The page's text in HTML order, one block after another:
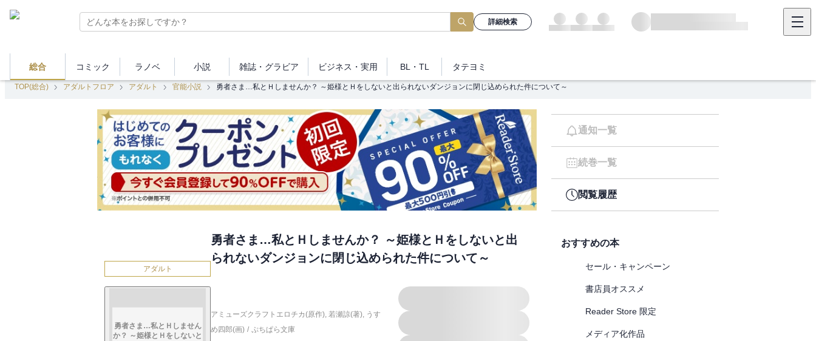
詳細検索
総合 コミック ラノベ 小説 雑誌・ グラビア ビジネス ・実用 BL・TL タテヨミ
TOP(総合) アダルトフロア アダルト 官能小説 勇者さま…私とＨしませんか？ ～姫様とＨをしないと出られないダンジョンに閉じ込められた件について～
アダルト
勇者さま…私とＨしませんか？ ～姫様とＨをしないと出
られないダンジョンに閉じ込められた件について～
勇者さま…私とＨしません
か？ ～姫様とＨをしないと
アミューズクラフトエロチカ(原作), 若瀬諒(著), うす
め四郎(画) / ぷちぱら文庫
通知一覧
続巻一覧
閲覧履歴
おすすめの本
セール・キャンペーン
書店員オススメ
Reader Store 限定
メディア化作品